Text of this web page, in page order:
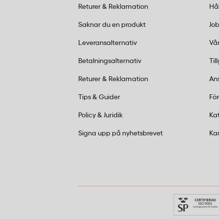
Vilka smaker ingår i mixen?
Mixen innehåller flera klassiska smaker,
mint och vanilj.
Passar den för kontor och möten?
kunna ta en bit då och då.
Returer & Reklamation
Saknar du en produkt
Leveransalternativ
Betalningsalternativ
Returer & Reklamation
Tips & Guider
Policy & Juridik
Signa upp på nyhetsbrevet